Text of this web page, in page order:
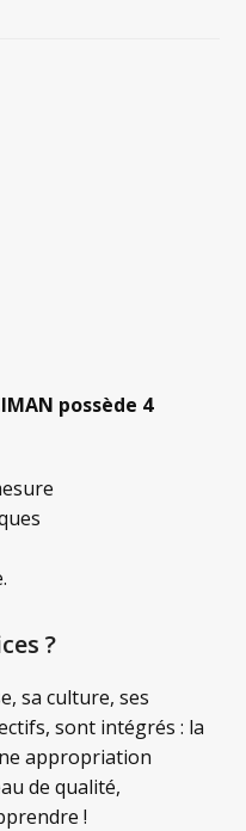
possède 4
?
sa culture, ses
sont intégrés : la
appropriation
de qualité,
!